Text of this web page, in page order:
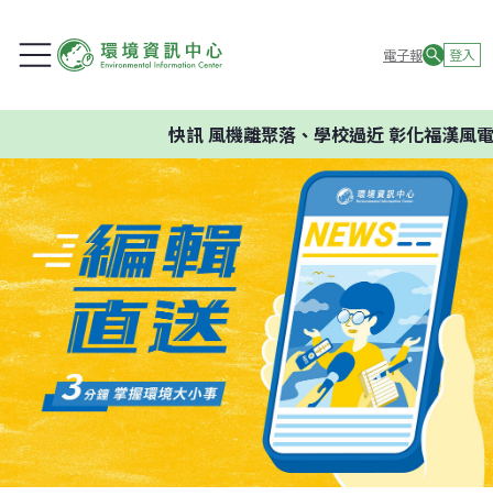
電子報 登入
快訊風機離聚落、學校過近 彰化福漢風電